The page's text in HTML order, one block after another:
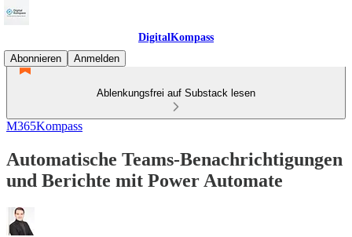
DigitalKompass
Abonnieren
Anmelden
Ablenkungsfrei auf Substack lesen
M365Kompass
Automatische Teams-Benachrichtigungen
und Berichte mit Power Automate